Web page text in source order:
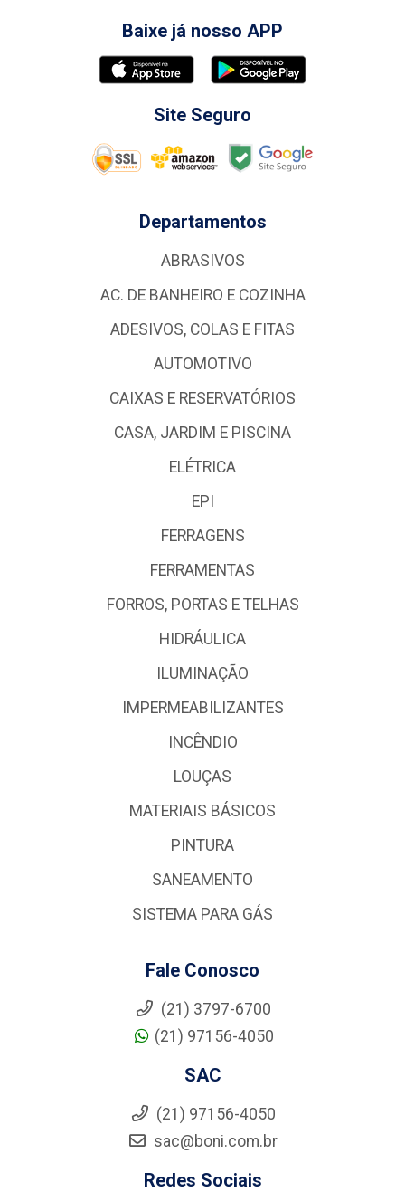
Baixe já nosso APP
Site Seguro
Departamentos
ABRASIVOS
AC. DE BANHEIRO E COZINHA
ADESIVOS, COLAS E FITAS
AUTOMOTIVO
CAIXAS E RESERVATÓRIOS
CASA, JARDIM E PISCINA
ELÉTRICA
EPI
FERRAGENS
FERRAMENTAS
FORROS, PORTAS E TELHAS
HIDRÁULICA
ILUMINAÇÃO
IMPERMEABILIZANTES
INCÊNDIO
LOUÇAS
MATERIAIS BÁSICOS
PINTURA
SANEAMENTO
SISTEMA PARA GÁS
Fale Conosco
(21) 3797-6700
(21) 97156-4050
SAC
(21) 97156-4050
sac@boni.com.br
Redes Sociais